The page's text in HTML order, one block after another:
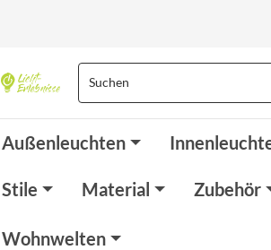
Außenleuchten
Stile Material Zubehör
Wohnwelten